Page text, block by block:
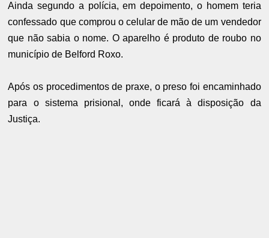
Ainda segundo a polícia, em depoimento, o homem teria
confessado que comprou o celular de mão de um vendedor
que não sabia o nome. O aparelho é produto de roubo no
município de Belford Roxo.
Após os procedimentos de praxe, o preso foi encaminhado
para o sistema prisional, onde ficará à disposição da
Justiça.